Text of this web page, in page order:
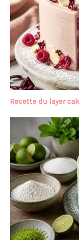
Recette du layer